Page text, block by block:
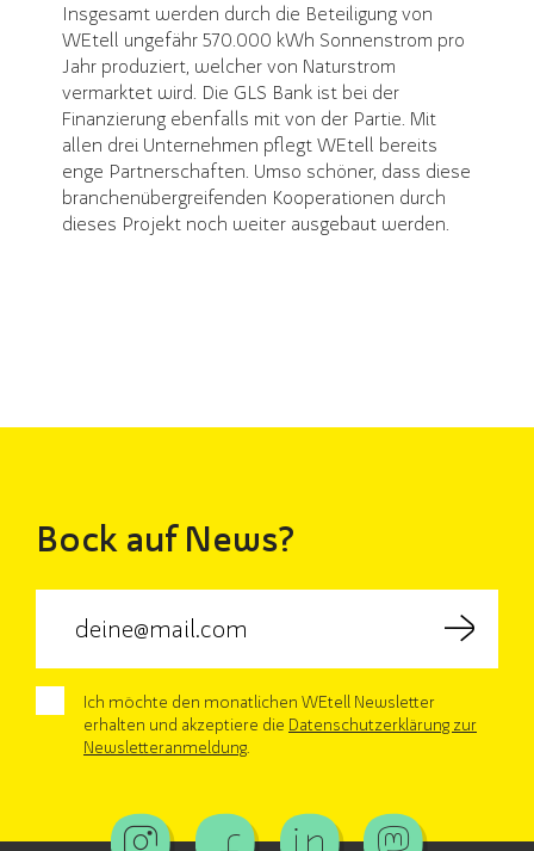
Insgesamt werden durch die Beteiligung von
WEtell ungefähr 570.000 kWh Sonnenstrom pro
Jahr produziert, welcher von Naturstrom
vermarktet wird. Die GLS Bank ist bei der
Finanzierung ebenfalls mit von der Partie. Mit
allen drei Unternehmen pflegt WEtell bereits
enge Partnerschaften. Umso schöner, dass diese
branchenübergreifenden Kooperationen durch
dieses Projekt noch weiter ausgebaut werden.
Bock auf News?
Ich möchte den monatlichen WEtell Newsletter
erhalten und akzeptiere die Datenschutzerklärung zur
Newsletteranmeldung